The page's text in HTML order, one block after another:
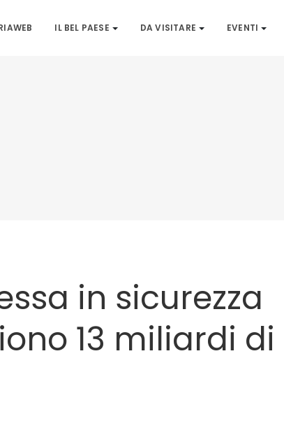
IL BEL PAESE DA VISITARE EVENTI
in sicurezza
13 miliardi di